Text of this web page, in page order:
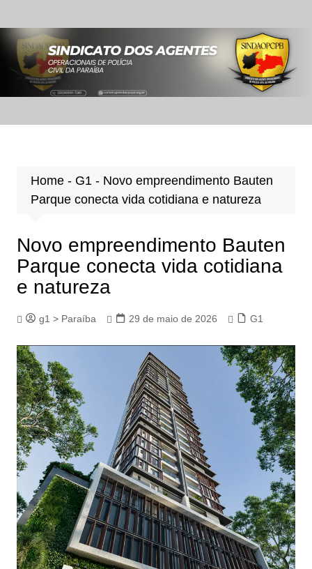
para
conteúdo
Home- G1 - Novo empreendimento Bauten
Parque conecta vida cotidiana e natureza
Novo empreendimento Bauten
Parque conecta vida cotidiana
e natureza
g1 > Paraíba 29 de maio de 2026 G1